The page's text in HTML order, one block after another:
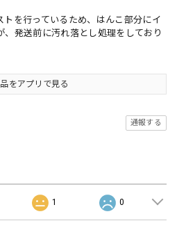
トを行っているため、はんこ部分にイ
、発送前に汚れ落とし処理をしており
をアプリで見る
通報する
1 0